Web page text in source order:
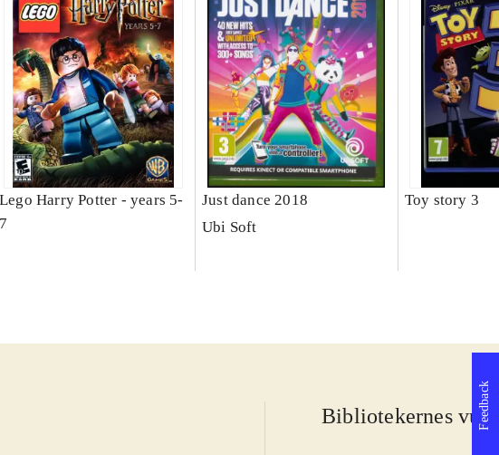
Lego Harry Potter - years 5-
7
Just dance 2018
Ubi Soft
Toy story 3
Bibliotekernes Feedback